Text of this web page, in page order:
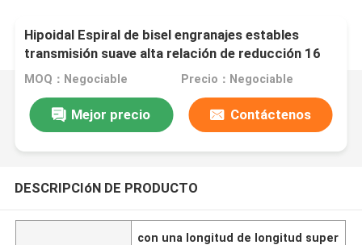
Hipoidal Espiral de bisel engranajes estables
transmisión suave alta relación de reducción 16
dientes 18 dientes
MOQ：Negociable Precio：Negociable
Mejor precio Contáctenos
DESCRIPCIóN DE PRODUCTO
con una longitud de longitud super